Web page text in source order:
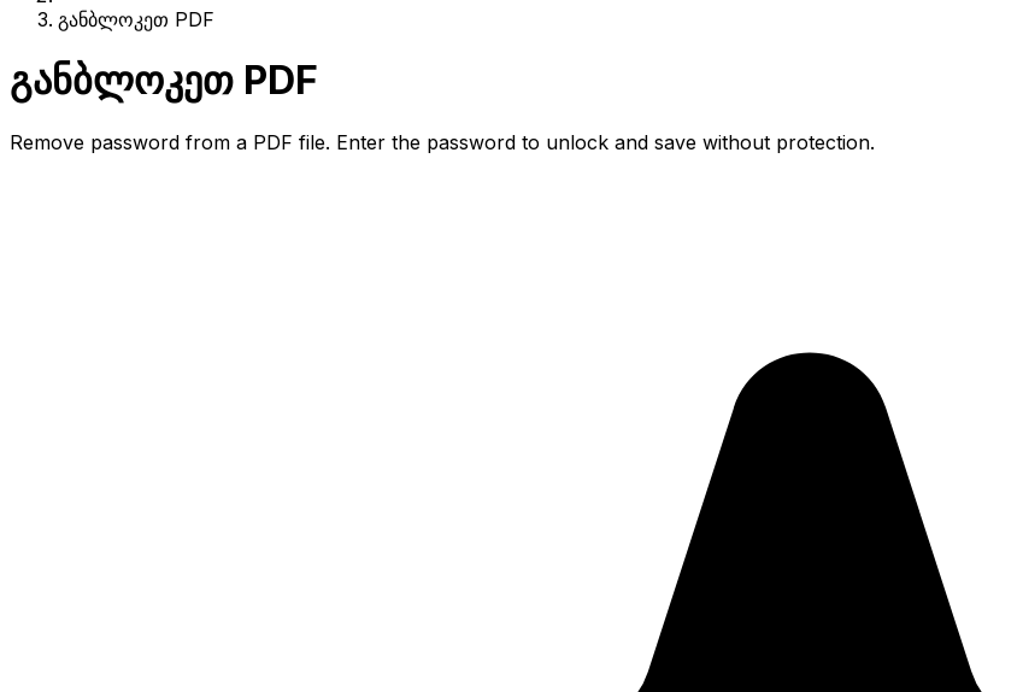
განბლოკეთ PDF
განბლოკეთ PDF
Remove password from a PDF file. Enter the password to unlock and save without protection.